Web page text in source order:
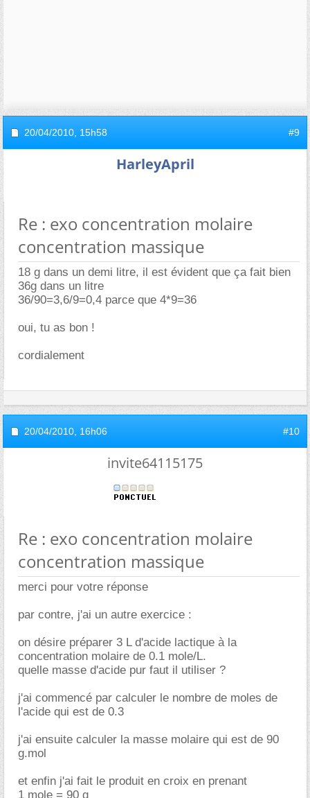
20/04/2010, 15h58 #9
HarleyApril
Re : exo concentration molaire
concentration massique
18 g dans un demi litre, il est évident que ça fait bien
36g dans un litre
36/90=3,6/9=0,4 parce que 4*9=36
oui, tu as bon !
cordialement
20/04/2010, 16h06 #10
invite64115175
Re : exo concentration molaire
concentration massique
merci pour votre réponse
par contre, j'ai un autre exercice :
on désire préparer 3 L d'acide lactique à la
concentration molaire de 0.1 mole/L.
quelle masse d'acide pur faut il utiliser ?
j'ai commencé par calculer le nombre de moles de
l'acide qui est de 0.3
j'ai ensuite calculer la masse molaire qui est de 90
g.mol
et enfin j'ai fait le produit en croix en prenant
1 mole = 90 g